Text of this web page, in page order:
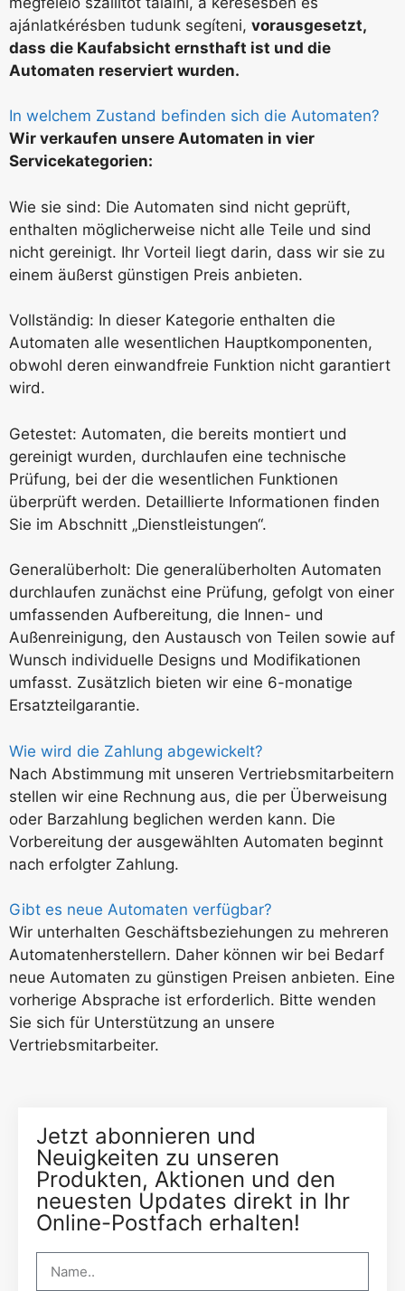
ajánlatkérésben tudunk segíteni, vorausgesetzt,
dass die Kaufabsicht ernsthaft ist und die
Automaten reserviert wurden.
In welchem Zustand befinden sich die Automaten?
Wir verkaufen unsere Automaten in vier
Servicekategorien:
Wie sie sind: Die Automaten sind nicht geprüft,
enthalten möglicherweise nicht alle Teile und sind
nicht gereinigt. Ihr Vorteil liegt darin, dass wir sie zu
einem äußerst günstigen Preis anbieten.
Vollständig: In dieser Kategorie enthalten die
Automaten alle wesentlichen Hauptkomponenten,
obwohl deren einwandfreie Funktion nicht garantiert
wird.
Getestet: Automaten, die bereits montiert und
gereinigt wurden, durchlaufen eine technische
Prüfung, bei der die wesentlichen Funktionen
überprüft werden. Detaillierte Informationen finden
Sie im Abschnitt „Dienstleistungen“.
Generalüberholt: Die generalüberholten Automaten
durchlaufen zunächst eine Prüfung, gefolgt von einer
umfassenden Aufbereitung, die Innen- und
Außenreinigung, den Austausch von Teilen sowie auf
Wunsch individuelle Designs und Modifikationen
umfasst. Zusätzlich bieten wir eine 6-monatige
Ersatzteilgarantie.
Wie wird die Zahlung abgewickelt?
Nach Abstimmung mit unseren Vertriebsmitarbeitern
stellen wir eine Rechnung aus, die per Überweisung
oder Barzahlung beglichen werden kann. Die
Vorbereitung der ausgewählten Automaten beginnt
nach erfolgter Zahlung.
Gibt es neue Automaten verfügbar?
Wir unterhalten Geschäftsbeziehungen zu mehreren
Automatenherstellern. Daher können wir bei Bedarf
neue Automaten zu günstigen Preisen anbieten. Eine
vorherige Absprache ist erforderlich. Bitte wenden
Sie sich für Unterstützung an unsere
Vertriebsmitarbeiter.
Jetzt abonnieren und
Neuigkeiten zu unseren
Produkten, Aktionen und den
neuesten Updates direkt in Ihr
Online-Postfach erhalten!